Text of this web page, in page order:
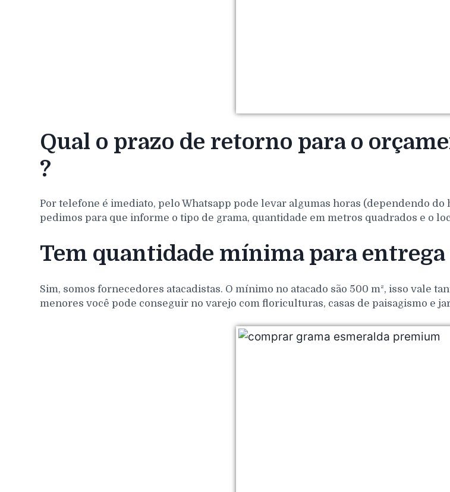
Qual o prazo de retorno para o
?
Por telefone é imediato, pelo Whatsapp pode levar algumas horas (dependendo
pedimos para que informe o tipo de grama, quantidade em metros quadrados e o
Tem quantidade mínima para entrega
Sim, somos fornecedores atacadistas. O mínimo no atacado são 500 m², isso vale
menores você pode conseguir no varejo com floriculturas, casas de paisagismo e